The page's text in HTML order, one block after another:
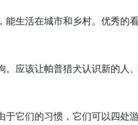
生活在城市和乡村。优秀的
应该让帕普猎犬认识新的人
它们的习惯，它们可以四处